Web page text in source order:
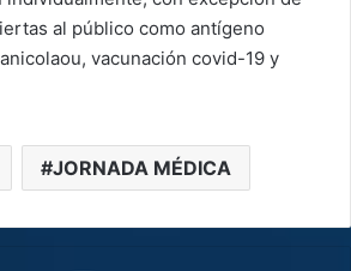
al público como antígeno
vacunación covid-19 y
JORNADA MÉDICA